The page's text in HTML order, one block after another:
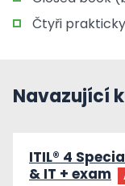
Čtyři
Navazující
ITIL® 4
& IT + exam